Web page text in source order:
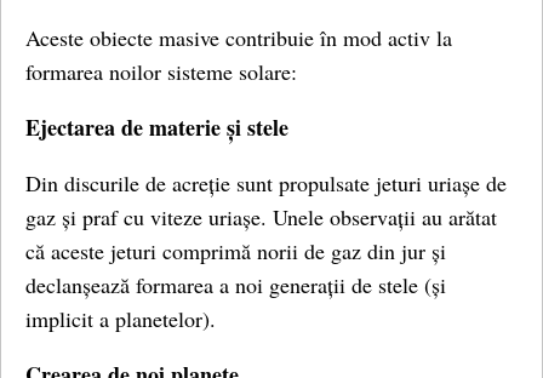
Aceste obiecte masive contribuie în mod activ la
formarea noilor sisteme solare:
Ejectarea de materie și stele
Din discurile de acreție sunt propulsate jeturi uriașe de
gaz și praf cu viteze uriașe. Unele observații au arătat
că aceste jeturi comprimă norii de gaz din jur și
declanșează formarea a noi generații de stele (și
implicit a planetelor).